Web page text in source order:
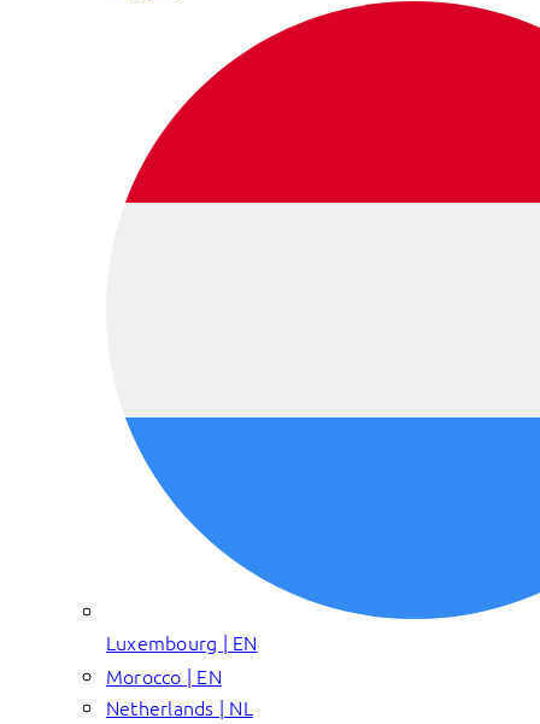
Luxembourg | EN
Morocco | EN
Netherlands | NL